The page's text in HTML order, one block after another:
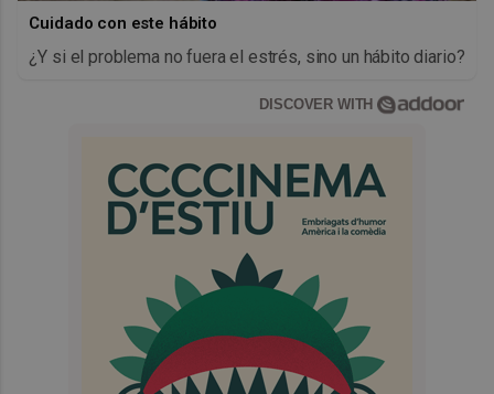
Cuidado con este hábito
¿Y si el problema no fuera el estrés, sino un hábito diario?
DISCOVER WITH